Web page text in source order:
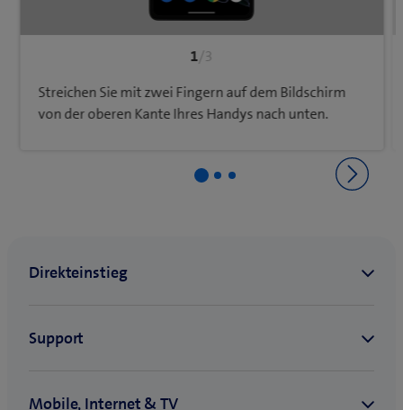
1 /3
Streichen Sie mit zwei Fingern auf dem Bildschirm
von der oberen Kante Ihres Handys nach unten.